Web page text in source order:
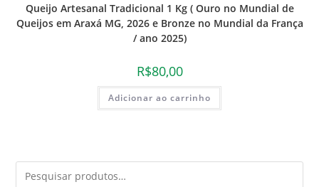
Queijo Artesanal Tradicional 1 Kg ( Ouro no Mundial de
Queijos em Araxá MG, 2026 e Bronze no Mundial da França
/ ano 2025)
R$80,00
Adicionar ao carrinho